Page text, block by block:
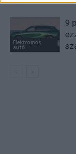
Elektromos
autó
9